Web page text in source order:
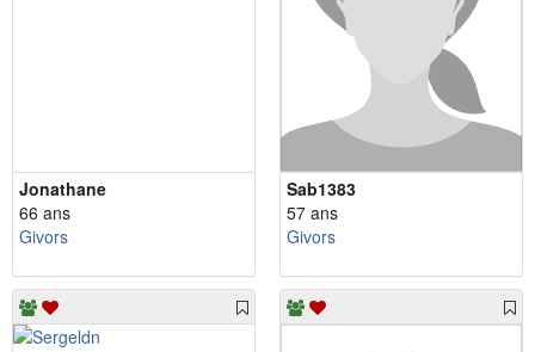
Jonathane
66 ans
Givors
Sab1383
57 ans
Givors